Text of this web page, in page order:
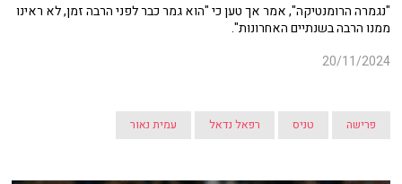
"נגמרה הרומנטיקה", אמר אך טען כי "הוא גמר כבר לפני הרבה זמן, לא ראינו
ממנו הרבה בשנתיים האחרונות".
20/11/2024
פרישה טניס רפאל נדאל עמית נאור